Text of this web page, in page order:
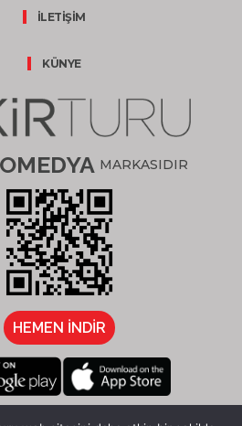
İLETİŞİM
KÜNYE
MARKASIDIR
HEMEN İNDİR